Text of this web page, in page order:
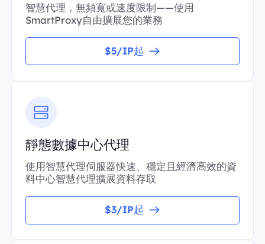
智慧代理，無頻寬或速度限制——使用
SmartProxy自由擴展您的業務
$5/IP起
靜態數據中心代理
使用智慧代理伺服器快速、穩定且經濟高效的資
料中心智慧代理擴展資料存取
$3/IP起